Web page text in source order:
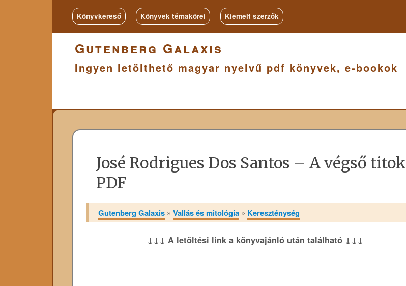
Könyvkereső Könyvek témakörei Kiemelt szerzők
Gutenberg Galaxis
Ingyen letölthető magyar nyelvű pdf könyvek, e-bookok
José Rodrigues Dos Santos – A végső titok
PDF
Gutenberg Galaxis »Vallás és mitológia » Kereszténység
↓↓↓ A letöltési link a könyvajánló után található ↓↓↓